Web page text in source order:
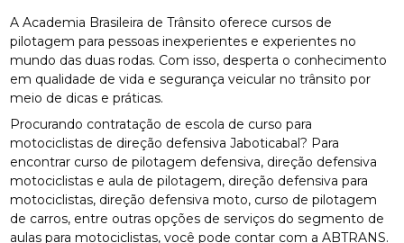
A Academia Brasileira de Trânsito oferece cursos de
pilotagem para pessoas inexperientes e experientes no
mundo das duas rodas. Com isso, desperta o conhecimento
em qualidade de vida e segurança veicular no trânsito por
meio de dicas e práticas.
Procurando contratação de escola de curso para
motociclistas de direção defensiva Jaboticabal? Para
encontrar curso de pilotagem defensiva, direção defensiva
motociclistas e aula de pilotagem, direção defensiva para
motociclistas, direção defensiva moto, curso de pilotagem
de carros, entre outras opções de serviços do segmento de
aulas para motociclistas, você pode contar com a ABTRANS.